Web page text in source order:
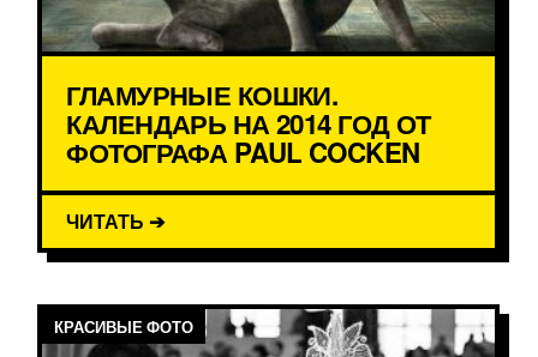
ГЛАМУРНЫЕ КОШКИ.
КАЛЕНДАРЬ НА 2014 ГОД ОТ
ФОТОГРАФА PAUL COCKEN
ЧИТАТЬ ➔
КРАСИВЫЕ ФОТО